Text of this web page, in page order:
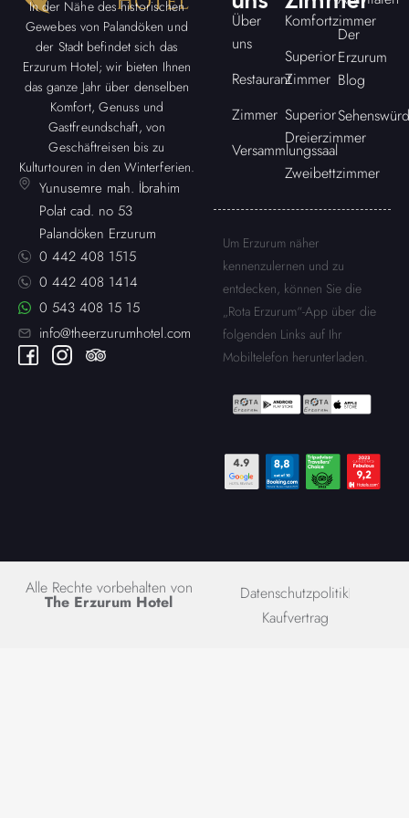
In der Nähe des historischen
Gewebes von Palandöken und
der Stadt befindet sich das
Erzurum Hotel; wir bieten Ihnen
das ganze Jahr über denselben
Komfort, Genuss und
Gastfreundschaft, von
Geschäftreisen bis zu
Kulturtouren in den Winterferien.
Yunusemre mah. İbrahim
Polat cad. no 53
Palandöken Erzurum
0 442 408 1515
0 442 408 1414
0 543 408 15 15
info@theerzurumhotel.com
Über
uns
Restaurant
Zimmer
Versammlungssaal
Komfortzimmer
Superior
Zimmer
Superior
Dreierzimmer
Zweibettzimmer
Der
Erzurum
Blog
Um Erzurum näher
kennenzulernen und zu
entdecken, können Sie die
„Rota Erzurum“-App über die
folgenden Links auf Ihr
Mobiltelefon herunterladen.
Alle Rechte vorbehalten von
The Erzurum Hotel
Datenschutzpolitik
Kaufvertrag